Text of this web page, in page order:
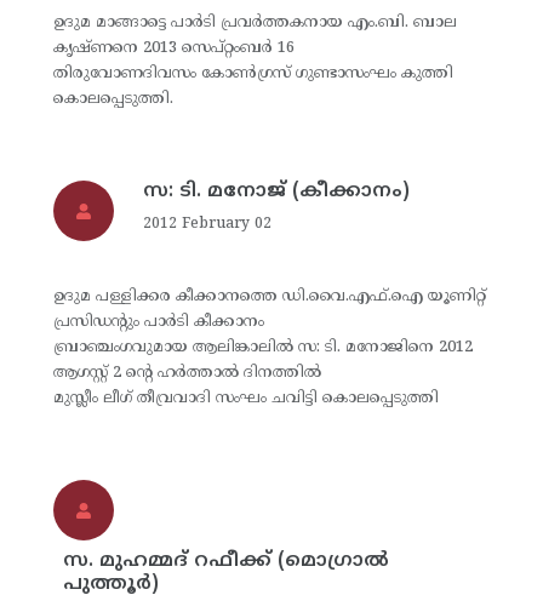
ഉദുമ മാങ്ങാട്ടെ പാര്‍ടി പ്രവര്‍ത്തകനായ എം.ബി. ബാല
കൃഷ്ണനെ 2013 സെപ്റ്റംബര്‍ 16
തിരുവോണദിവസം കോണ്‍ഗ്രസ് ഗുണ്ടാസംഘം കുത്തി
കൊലപ്പെടുത്തി.
സ: ടി. മനോജ് (കീക്കാനം)
2012 February 02
ഉദുമ പള്ളിക്കര കീക്കാനത്തെ ഡി.വൈ.എഫ്.ഐ യൂണിറ്റ്
പ്രസിഡന്റും പാര്‍ടി കീക്കാനം
ബ്രാഞ്ചംഗവുമായ ആലിങ്കാലില്‍ സ: ടി. മനോജിനെ 2012
ആഗസ്റ്റ് 2 ന്റെ ഹര്‍ത്താല്‍ ദിനത്തില്‍
മുസ്ലീം ലീഗ് തീവ്രവാദി സംഘം ചവിട്ടി കൊലപ്പെടുത്തി
സ. മുഹമ്മദ് റഫീക്ക് (മൊഗ്രാല്‍
പുത്തൂര്‍)